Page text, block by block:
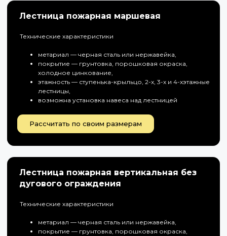
Лестница пожарная маршевая
Технические характеристики
метариал — черная сталь или нержавейка,
покрытие — грунтовка, порошковая окраска,
холодное цинкование,
этажность — ступенька-крыльцо, 2-х, 3-х и 4-хэтажные
лестницы,
возможна установка навеса над лестницей
Рассчитать по своим размерам
Лестница пожарная вертикальная без
дугового ограждения
Технические характеристики
метариал — черная сталь или нержавейка,
покрытие — грунтовка, порошковая окраска,